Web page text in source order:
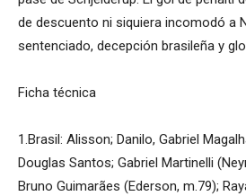
de descuento ni siquiera incomodó a
sentenciado, decepción brasileña y
Ficha técnica
1.Brasil: Alisson; Danilo, Gabriel
Douglas Santos; Gabriel Martinelli
Bruno Guimarães (Ederson, m.79);